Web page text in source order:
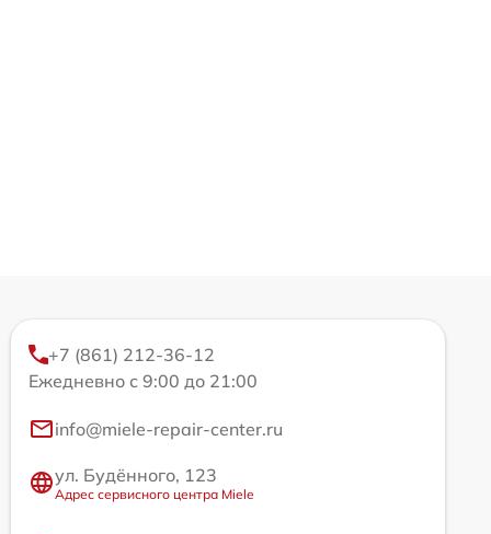
+7 (861) 212-36-12
Ежедневно с 9:00 до 21:00
info@miele-repair-center.ru
ул. Будённого, 123
Адрес сервисного центра Miele